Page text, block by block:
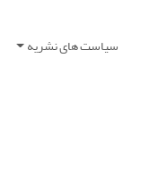
سیاست های نشریه